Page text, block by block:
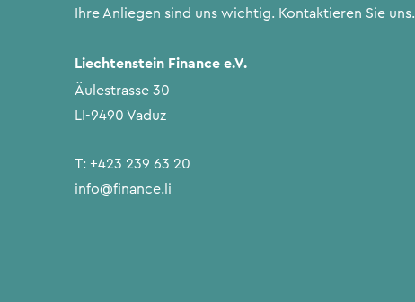
Ihre Anliegen sind uns wichtig. Kontaktieren Sie uns.
Liechtenstein Finance e.V.
Äulestrasse 30
LI-9490 Vaduz
T: +423 239 63 20
info@finance.li